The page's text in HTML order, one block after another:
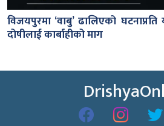
विजयपुरमा ‘वाबु’ ढालिएको
दोषीलाई कार्बाहीको माग